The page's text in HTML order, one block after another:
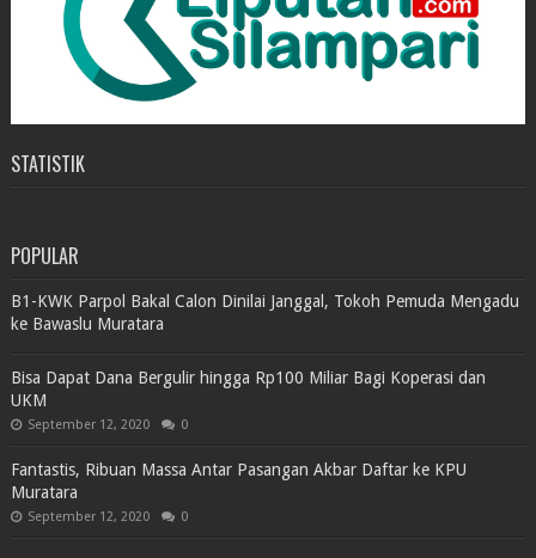
STATISTIK
POPULAR
B1-KWK Parpol Bakal Calon Dinilai Janggal, Tokoh Pemuda Mengadu
ke Bawaslu Muratara
Bisa Dapat Dana Bergulir hingga Rp100 Miliar Bagi Koperasi dan
UKM
September 12, 2020 0
Fantastis, Ribuan Massa Antar Pasangan Akbar Daftar ke KPU
Muratara
September 12, 2020 0